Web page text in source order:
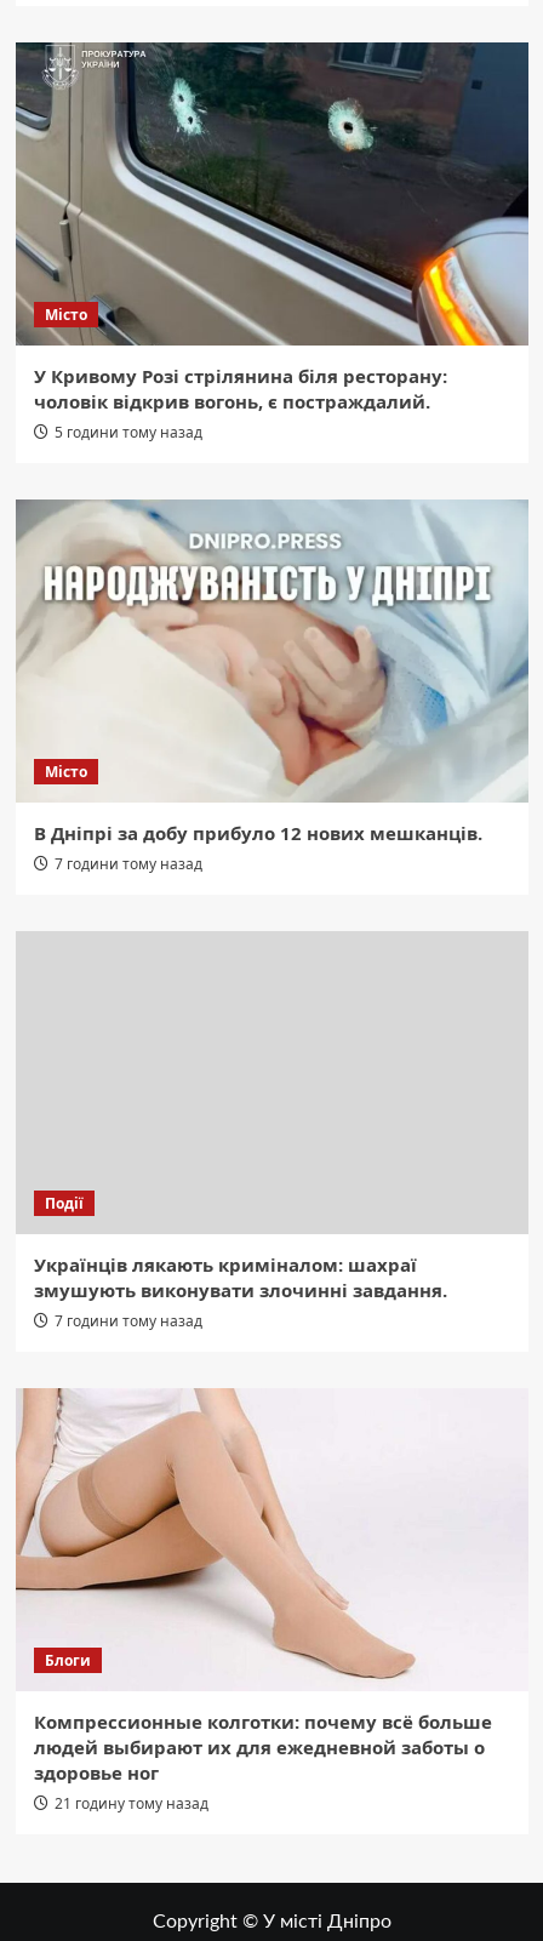
Місто
У Кривому Розі стрілянина біля ресторану:
чоловік відкрив вогонь, є постраждалий.
5 години тому назад
Місто
В Дніпрі за добу прибуло 12 нових мешканців.
7 години тому назад
Події
Українців лякають криміналом: шахраї
змушують виконувати злочинні завдання.
7 години тому назад
Блоги
Компрессионные колготки: почему всё больше
людей выбирают их для ежедневной заботы о
здоровье ног
21 годину тому назад
Copyright © У місті Дніпро